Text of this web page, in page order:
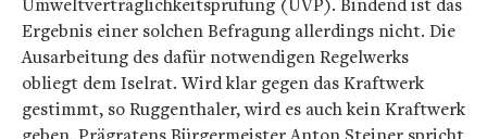
Ergebnis einer solchen Befragung allerdings nicht. Die
Ausarbeitung des dafür notwendigen Regelwerks
obliegt dem Iselrat. Wird klar gegen das Kraftwerk
gestimmt, so Ruggenthaler, wird es auch kein Kraftwerk